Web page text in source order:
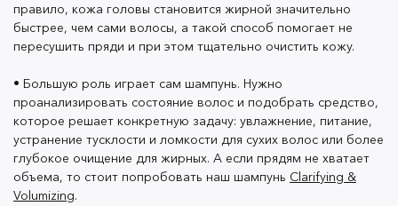
Все маски лучше наносить на чистые, подсушенные
полотенцем волосы, это помогает активным
дает лучший результат. А на вопрос «Сколько
держать маску для волос?» универсального ответа
нет. Здесь всё зависит от состава и действующих
компонентов, поэтому обращайте внимание на
рекомендации производителя.
правило, кожа головы становится жирной значительно
быстрее, чем сами волосы, а такой способ помогает не
пересушить пряди и при этом тщательно очистить кожу.
• Большую роль играет сам шампунь. Нужно
проанализировать состояние волос и подобрать средство,
которое решает конкретную задачу: увлажнение, питание,
устранение тусклости и ломкости для сухих волос или более
глубокое очищение для жирных. А если прядям не хватает
объема, то стоит попробовать наш шампунь Clarifying &
Volumizing.